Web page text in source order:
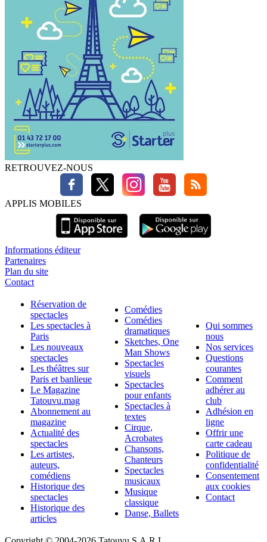
RETROUVEZ-NOUS
APPLIS MOBILES
Informations éditeur
Partenaires
Plan du site
Contact
Réservation de
spectacles
Les spectacles à
Paris
Les nouveaux
spectacles
Les théâtres sur
Paris et banlieue
Le Magazine
Tatouvu.mag
Abonnement au
magazine
Actualité des
spectacles
Les artistes,
auteurs,
comédiens
Historique des
spectacles
Historique des
articles
Comédies
Comédies
dramatiques
Sketches, One
Man Shows
Spectacles
visuels
Spectacles
pour enfants
Spectacles à
textes
Cirque,
Acrobates
Chansons,
Chanteurs
Spectacles
musicaux
Musique
classique
Danse, Ballets
Qui sommes
nous
Nos services
Questions
courantes
Comment
adhérer au
club
Adhésion en
ligne
Offrir une
carte cadeau
Politique de
confidentialité
Consentement
aux cookies
Contact